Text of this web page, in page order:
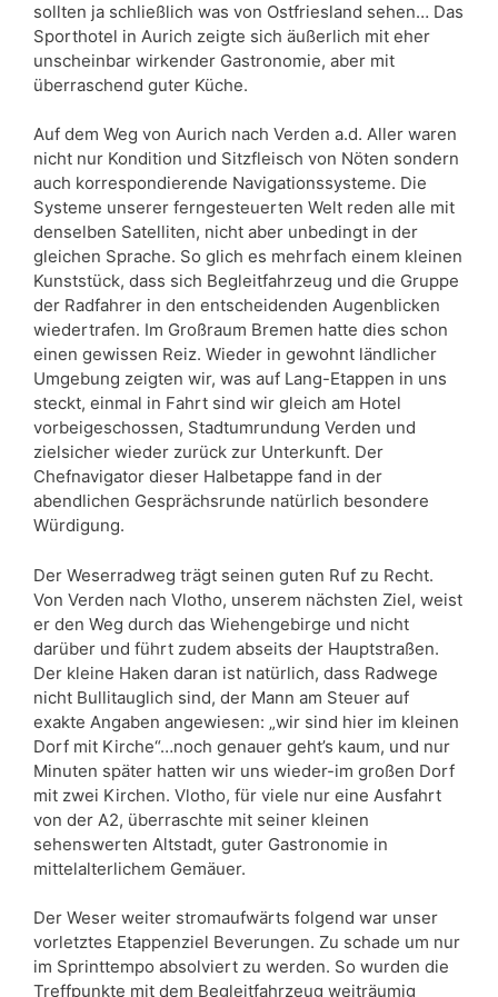
sollten ja schließlich was von Ostfriesland sehen… Das
Sporthotel in Aurich zeigte sich äußerlich mit eher
unscheinbar wirkender Gastronomie, aber mit
überraschend guter Küche.
Auf dem Weg von Aurich nach Verden a.d. Aller waren
nicht nur Kondition und Sitzfleisch von Nöten sondern
auch korrespondierende Navigationssysteme. Die
Systeme unserer ferngesteuerten Welt reden alle mit
denselben Satelliten, nicht aber unbedingt in der
gleichen Sprache. So glich es mehrfach einem kleinen
Kunststück, dass sich Begleitfahrzeug und die Gruppe
der Radfahrer in den entscheidenden Augenblicken
wiedertrafen. Im Großraum Bremen hatte dies schon
einen gewissen Reiz. Wieder in gewohnt ländlicher
Umgebung zeigten wir, was auf Lang-Etappen in uns
steckt, einmal in Fahrt sind wir gleich am Hotel
vorbeigeschossen, Stadtumrundung Verden und
zielsicher wieder zurück zur Unterkunft. Der
Chefnavigator dieser Halbetappe fand in der
abendlichen Gesprächsrunde natürlich besondere
Würdigung.
Der Weserradweg trägt seinen guten Ruf zu Recht.
Von Verden nach Vlotho, unserem nächsten Ziel, weist
er den Weg durch das Wiehengebirge und nicht
darüber und führt zudem abseits der Hauptstraßen.
Der kleine Haken daran ist natürlich, dass Radwege
nicht Bullitauglich sind, der Mann am Steuer auf
exakte Angaben angewiesen: „wir sind hier im kleinen
Dorf mit Kirche“…noch genauer geht’s kaum, und nur
Minuten später hatten wir uns wieder-im großen Dorf
mit zwei Kirchen. Vlotho, für viele nur eine Ausfahrt
von der A2, überraschte mit seiner kleinen
sehenswerten Altstadt, guter Gastronomie in
mittelalterlichem Gemäuer.
Der Weser weiter stromaufwärts folgend war unser
vorletztes Etappenziel Beverungen. Zu schade um nur
im Sprinttempo absolviert zu werden. So wurden die
Treffpunkte mit dem Begleitfahrzeug weiträumig